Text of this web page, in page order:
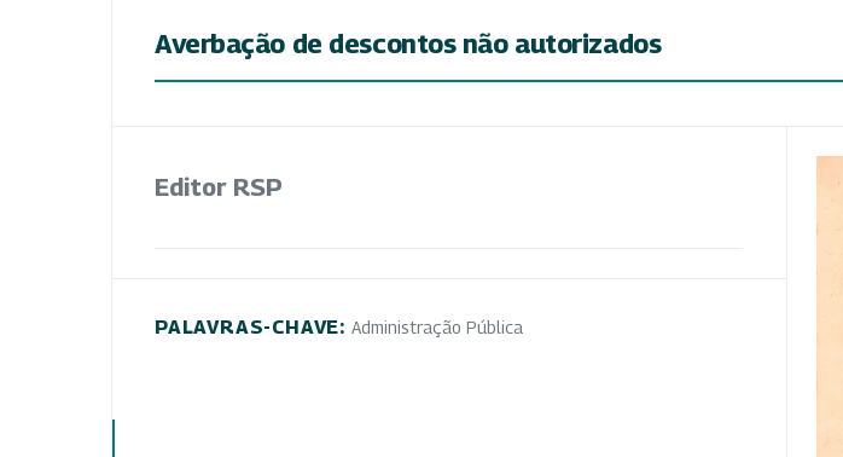
Averbação de descontos não autorizados
Editor RSP
PALAVRAS-CHAVE: Administração Pública